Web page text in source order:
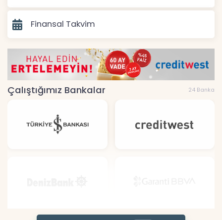
Finansal Takvim
Çalıştığımız Bankalar 24 Banka